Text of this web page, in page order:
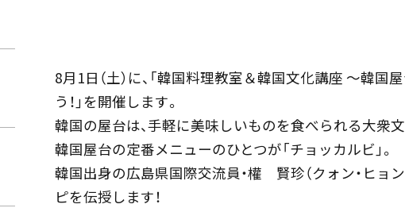
8月1日（土）に、「韓国料理教室＆韓国文化講座 ～韓
う！」を開催します。
韓国の屋台は、手軽に美味しいものを食べられる大衆文
韓国屋台の定番メニューのひとつが「チョッカルビ」。
韓国出身の広島県国際交流員・權 賢珍（クォン・ヒョ
ピを伝授します！